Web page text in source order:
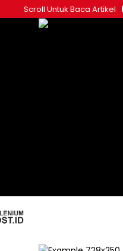
Scroll Untuk Baca Artikel